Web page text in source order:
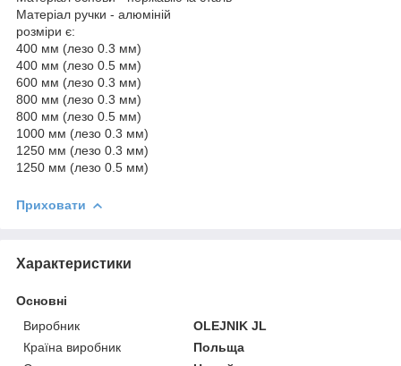
Матеріал ручки - алюміній
розміри є:
400 мм (лезо 0.3 мм)
400 мм (лезо 0.5 мм)
600 мм (лезо 0.3 мм)
800 мм (лезо 0.3 мм)
800 мм (лезо 0.5 мм)
1000 мм (лезо 0.3 мм)
1250 мм (лезо 0.3 мм)
1250 мм (лезо 0.5 мм)
Приховати
Характеристики
Основні
Виробник
OLEJNIK JL
Країна виробник
Польща